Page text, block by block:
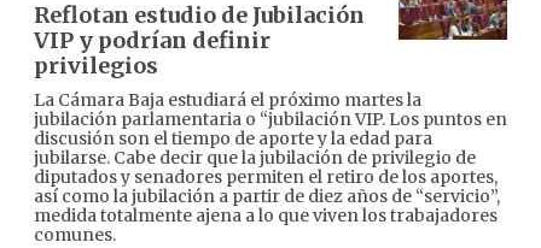
Reflotan estudio de Jubilación
VIP y podrían definir
privilegios
La Cámara Baja estudiará el próximo martes la
jubilación parlamentaria o “jubilación VIP. Los puntos en
discusión son el tiempo de aporte y la edad para
jubilarse. Cabe decir que la jubilación de privilegio de
diputados y senadores permiten el retiro de los aportes,
así como la jubilación a partir de diez años de “servicio”,
medida totalmente ajena a lo que viven los trabajadores
comunes.